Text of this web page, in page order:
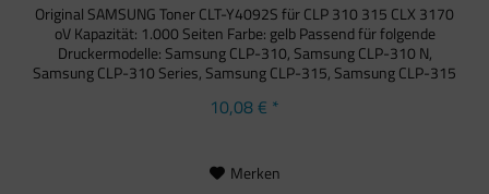
Original SAMSUNG Toner CLT-Y4092S für CLP 310 315 CLX 3170
oV Kapazität: 1.000 Seiten Farbe: gelb Passend für folgende
Druckermodelle: Samsung CLP-310, Samsung CLP-310 N,
Samsung CLP-310 Series, Samsung CLP-315, Samsung CLP-315
10,08 € *
Merken